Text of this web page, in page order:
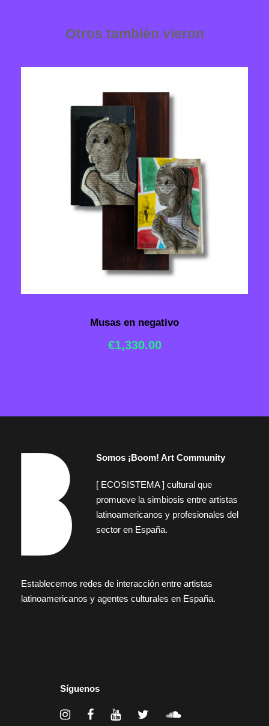
Otros también vieron
Musas en negativo
€1,330.00
Somos ¡Boom! Art Community
[ ECOSISTEMA ] cultural que
promueve la simbiosis entre artistas
latinoamericanos y profesionales del
sector en España.
Establecemos redes de interacción entre artistas
latinoamericanos y agentes culturales en España.
Síguenos